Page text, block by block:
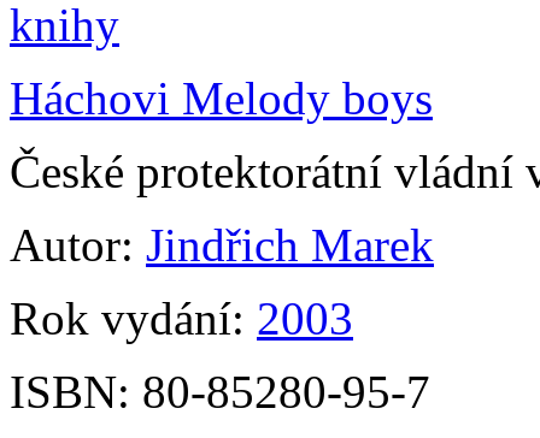
Háchovi Melody boys
České protektorátní
Autor: Jindřich Marek
Rok vydání: 2003
ISBN: 80-85280-95-7